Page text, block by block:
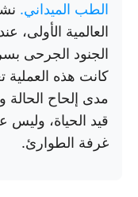
الطب الميداني.
العالمية الأولى،
الجنود الجرحى
كانت هذه العملية
مدى إلحاح
قيد الحياة،
غرفة الطوارئ.